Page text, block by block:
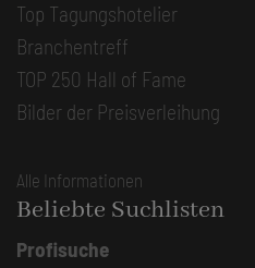
Top Tagungshotelier
Branchentreff
TOP 250 Hall of Fame
Bilder der Preisverleihung
Alle Informationen
Beliebte Suchlisten
Profisuche